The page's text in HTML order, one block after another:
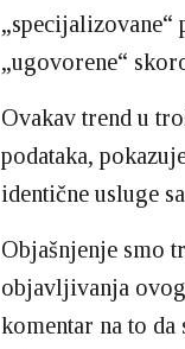
„specijalizovane“
„ugovorene“
Ovakav trend u
podataka,
identične usluge
Objašnjenje smo
objavljivanja
komentar na to da